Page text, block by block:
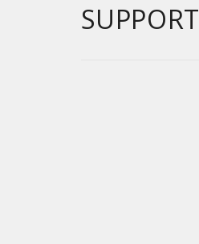
SUPPORT